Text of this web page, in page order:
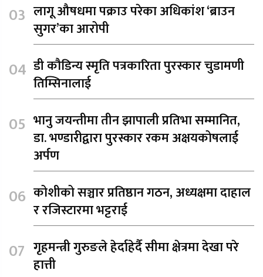
लागू औषधमा पक्राउ परेका अधिकांश ‘ब्राउन
सुगर’का आरोपी
डी कौडिन्य स्मृति पत्रकारिता पुरस्कार चुडामणी
तिम्सिनालाई
भानु जयन्तीमा तीन झापाली प्रतिभा सम्मानित,
डा. भण्डारीद्वारा पुरस्कार रकम अक्षयकोषलाई
अर्पण
कोशीको सञ्चार प्रतिष्ठान गठन, अध्यक्षमा दाहाल
र रजिस्टारमा भट्टराई
गृहमन्त्री गुरुङले हेर्दाहेर्दै सीमा क्षेत्रमा देखा परे
हात्ती